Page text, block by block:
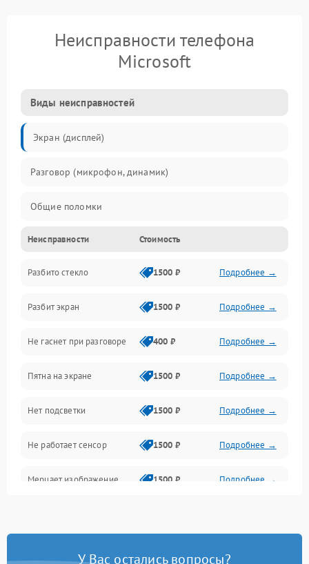
Неисправности телефона
Microsoft
Виды неисправностей
Экран (дисплей)
Разговор (микрофон, динамик)
Общие поломки
Проблемы связи
Камеры
Проблемы с дисплеем и сенсором
Зарядка
Проблемы с питанием, зарядкой и аккумулятором
Проблемы с работой системы, корпусом и другие
Неисправности Стоимость
Разбито стекло 1500 ₽ Подробнее →
Разбит экран 1500 ₽ Подробнее →
Не гаснет при разговоре 400 ₽ Подробнее →
Пятна на экране 1500 ₽ Подробнее →
Нет подсветки 1500 ₽ Подробнее →
Не работает сенсор 1500 ₽ Подробнее →
Мерцает изображение 1500 ₽ Подробнее →
У Вас остались вопросы?